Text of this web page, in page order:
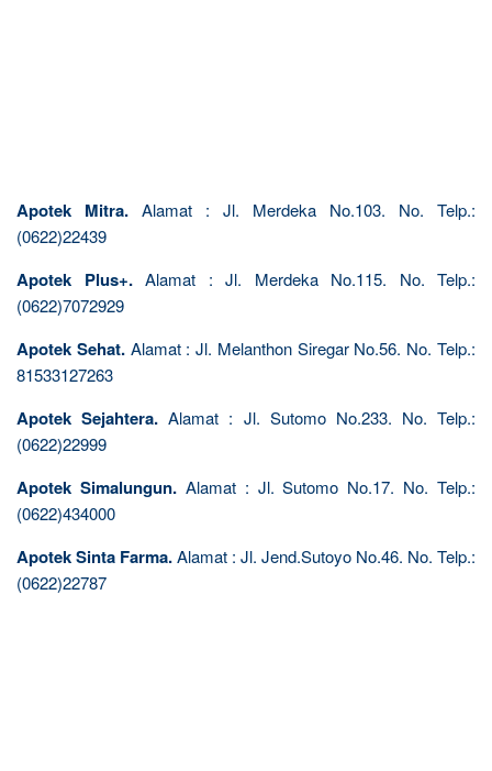
Apotek Mitra. Alamat : Jl. Merdeka No.103. No. Telp.:
(0622)22439
Apotek Plus+.Alamat : Jl. Merdeka No.115. No. Telp.:
(0622)7072929
Apotek Sehat.Alamat : Jl. Melanthon Siregar No.56. No. Telp.:
81533127263
Apotek Sejahtera. Alamat : Jl. Sutomo No.233. No. Telp.:
(0622)22999
Apotek Simalungun.Alamat : Jl. Sutomo No.17. No. Telp.:
(0622)434000
Apotek Sinta Farma.Alamat : Jl. Jend.Sutoyo No.46. No. Telp.:
(0622)22787